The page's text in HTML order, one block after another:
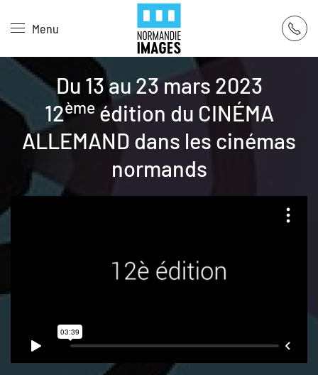
Skip to main content
Menu
Du 13 au 23 mars 2023
12èmeédition du CINÉMA
ALLEMAND dans les cinémas
normands
Panneau de gestion des cookies